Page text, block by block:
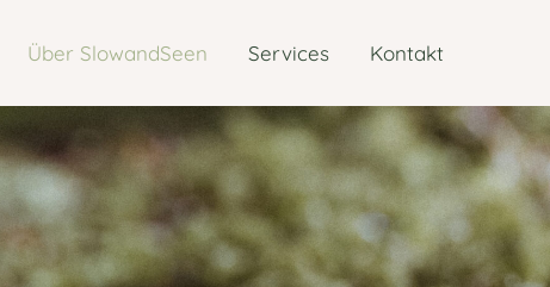
Über SlowandSeen Services Kontakt